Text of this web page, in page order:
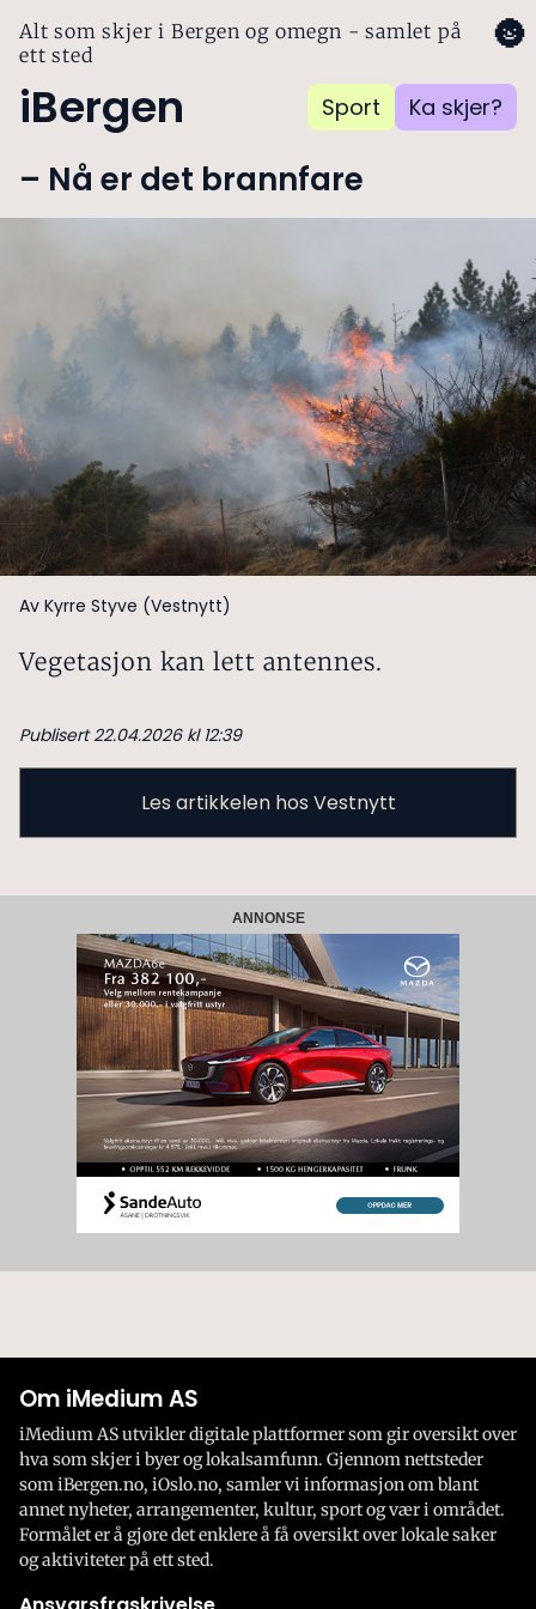
Alt som skjer i Bergen og omegn - samlet på
ett sted
iBergen Sport Ka skjer?
🌚
– Nå er det brannfare
Av Kyrre Styve (Vestnytt)
Vegetasjon kan lett antennes.
Publisert 22.04.2026 kl 12:39
Les artikkelen hos Vestnytt
ANNONSE
Om iMedium AS
iMedium AS utvikler digitale plattformer som gir oversikt over
hva som skjer i byer og lokalsamfunn. Gjennom nettsteder
som iBergen.no, iOslo.no, samler vi informasjon om blant
annet nyheter, arrangementer, kultur, sport og vær i området.
Formålet er å gjøre det enklere å få oversikt over lokale saker
og aktiviteter på ett sted.